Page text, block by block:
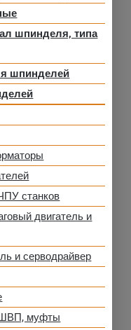
шпинделя, типа
шпинделей
станков
двигатель и
и серводрайвер
муфты